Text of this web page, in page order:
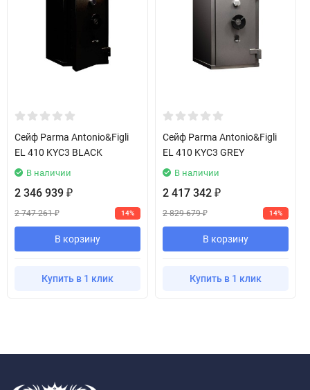
Сейф Parma Antonio&Figli
EL 410 KYC3 BLACK
В наличии
2 346 939 ₽
2 747 261₽ 14%
В корзину
Купить в 1 клик
Сейф Parma Antonio&Figli
EL 410 KYC3 GREY
В наличии
2 417 342 ₽
2 829 679₽ 14%
В корзину
Купить в 1 клик